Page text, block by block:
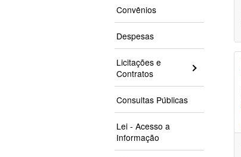
Convênios
Despesas
Licitações e
Contratos
Consultas Públicas
Lei - Acesso a
Informação